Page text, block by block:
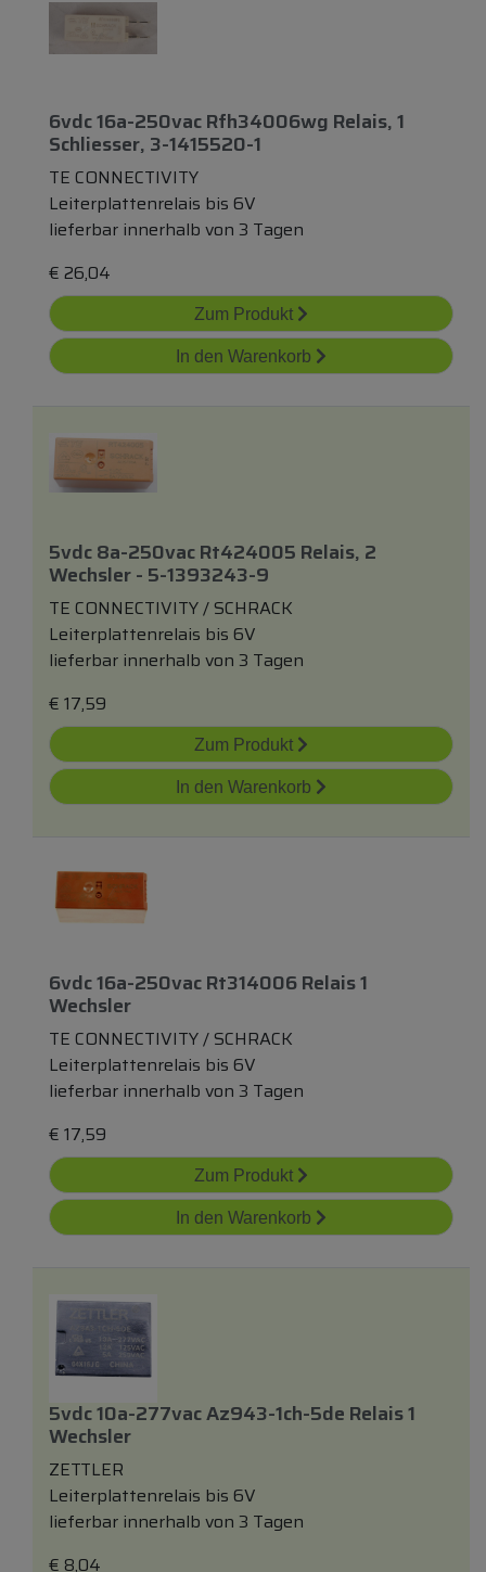
6vdc 16a-250vac Rfh34006wg Relais, 1
Schliesser, 3-1415520-1
TE CONNECTIVITY
Leiterplattenrelais bis 6V
lieferbar innerhalb von 3 Tagen
€ 26,04
Zum Produkt
In den Warenkorb
5vdc 8a-250vac Rt424005 Relais, 2
Wechsler - 5-1393243-9
TE CONNECTIVITY / SCHRACK
Leiterplattenrelais bis 6V
lieferbar innerhalb von 3 Tagen
€ 17,59
Zum Produkt
In den Warenkorb
6vdc 16a-250vac Rt314006 Relais 1
Wechsler
TE CONNECTIVITY / SCHRACK
Leiterplattenrelais bis 6V
lieferbar innerhalb von 3 Tagen
€ 17,59
Zum Produkt
In den Warenkorb
5vdc 10a-277vac Az943-1ch-5de Relais 1
Wechsler
ZETTLER
Leiterplattenrelais bis 6V
lieferbar innerhalb von 3 Tagen
€ 8,04